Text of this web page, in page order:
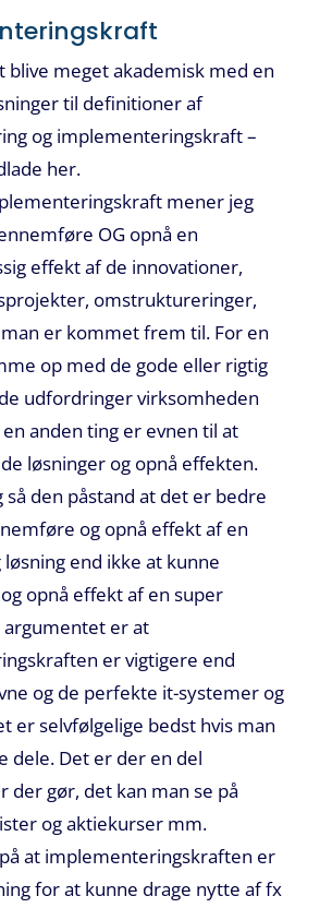
blive meget akademisk med en
til definitioner af
og implementeringskraft –
her.
mener jeg
OG opnå en
effekt af de innovationer,
omstruktureringer,
er kommet frem til. For en
op med de gode eller rigtig
udfordringer virksomheden
anden ting er evnen til at
løsninger og opnå effekten.
så den påstand at det er bedre
og opnå effekt af en
end ikke at kunne
opnå effekt af en super
argumentet er at
er vigtigere end
og de perfekte it-systemer og
er selvfølgelige bedst hvis man
dele. Det er der en del
der gør, det kan man se på
og aktiekurser mm.
at implementeringskraften er
for at kunne drage nytte af fx